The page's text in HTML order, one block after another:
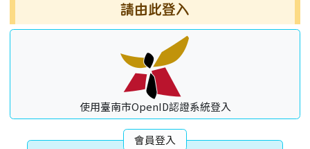
請由此登入
使用臺南市OpenID認證系統登入
會員登入